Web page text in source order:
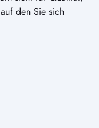
den Sie sich